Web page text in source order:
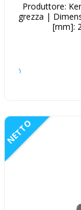
Produttore:
grezza |
[mm]:
NETTO